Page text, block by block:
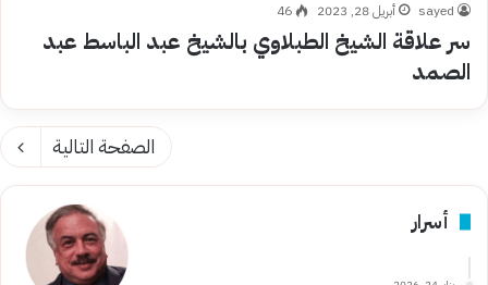
sayed أبريل 28, 2023 46
سر علاقة الشيخ الطبلاوي بالشيخ عبد الباسط عبد
الصمد
الصفحة التالية
أسرار